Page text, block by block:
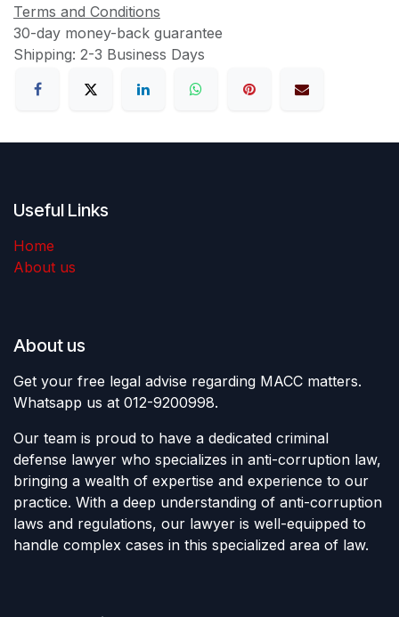
Terms and Conditions
30-day money-back guarantee
Shipping: 2-3 Business Days
Useful Links
Home
About us
About us
Get your free legal advise regarding MACC matters.
Whatsapp us at 012-9200998.
Our team is proud to have a dedicated criminal
defense lawyer who specializes in anti-corruption law,
bringing a wealth of expertise and experience to our
practice. With a deep understanding of anti-corruption
laws and regulations, our lawyer is well-equipped to
handle complex cases in this specialized area of law.